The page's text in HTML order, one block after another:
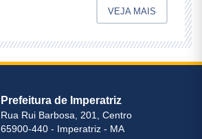
VEJA MAIS
Prefeitura de Imperatriz
Rua Rui Barbosa, 201, Centro
65900-440 - Imperatriz - MA